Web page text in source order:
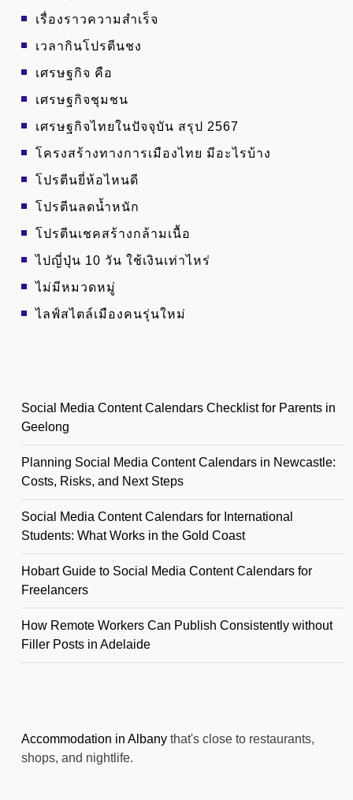
เรื่องราวความสำเร็จ
เวลากินโปรตีนชง
เศรษฐกิจ คือ
เศรษฐกิจชุมชน
เศรษฐกิจไทยในปัจจุบัน สรุป 2567
โครงสร้างทางการเมืองไทย มีอะไรบ้าง
โปรตีนยี่ห้อไหนดี
โปรตีนลดน้ำหนัก
โปรตีนเชคสร้างกล้ามเนื้อ
ไปญี่ปุ่น 10 วัน ใช้เงินเท่าไหร่
ไม่มีหมวดหมู่
ไลฟ์สไตล์เมืองคนรุ่นใหม่
Social Media Content Calendars Checklist for Parents in
Geelong
Planning Social Media Content Calendars in Newcastle:
Costs, Risks, and Next Steps
Social Media Content Calendars for International
Students: What Works in the Gold Coast
Hobart Guide to Social Media Content Calendars for
Freelancers
How Remote Workers Can Publish Consistently without
Filler Posts in Adelaide
Accommodation in Albany that's close to restaurants,
shops, and nightlife.